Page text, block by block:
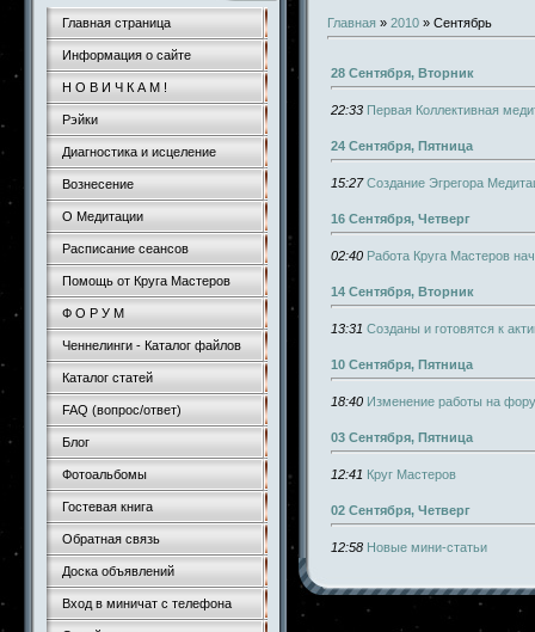
Главная страница
Информация о сайте
Н О В И Ч К А М !
Рэйки
Диагностика и исцеление
Вознесение
О Медитации
Расписание сеансов
Помощь от Круга Мастеров
Ф О Р У М
Ченнелинги - Каталог файлов
Каталог статей
FAQ (вопрос/ответ)
Блог
Фотоальбомы
Гостевая книга
Обратная связь
Доска объявлений
Вход в миничат с телефона
Главная » 2010 » Сентябрь
28 Сентября, Вторник
22:33 Первая Коллективная
24 Сентября, Пятница
15:27 Создание Эгрегора
16 Сентября, Четверг
02:40 Работа Круга Мастеров
14 Сентября, Вторник
13:31 Созданы и готовятся к
10 Сентября, Пятница
18:40 Изменение работы на
03 Сентября, Пятница
12:41 Круг Мастеров
02 Сентября, Четверг
12:58 Новые мини-статьи